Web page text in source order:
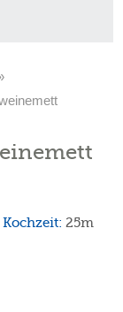
Kochzeit:25m